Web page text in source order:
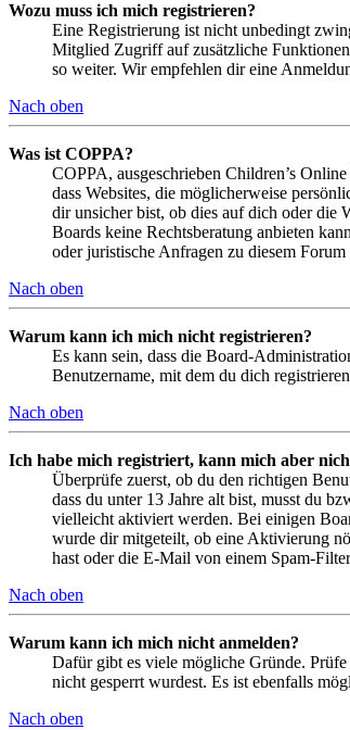
Wozu muss ich mich registrieren?
Eine Registrierung ist nicht unbedingt
Mitglied Zugriff auf zusätzliche
so weiter. Wir empfehlen dir eine
Nach oben
Was ist COPPA?
COPPA, ausgeschrieben Children’s
dass Websites, die möglicherweise
dir unsicher bist, ob dies auf dich oder die
Boards keine Rechtsberatung anbieten
oder juristische Anfragen zu diesem
Nach oben
Warum kann ich mich nicht registrieren?
Es kann sein, dass die Board-
Benutzername, mit dem du dich
Nach oben
Ich habe mich registriert, kann mich aber
Überprüfe zuerst, ob du den richtigen
dass du unter 13 Jahre alt bist, musst du
vielleicht aktiviert werden. Bei einigen
wurde dir mitgeteilt, ob eine Aktivierung
hast oder die E-Mail von einem Spam-
Nach oben
Warum kann ich mich nicht anmelden?
Dafür gibt es viele mögliche Gründe.
nicht gesperrt wurdest. Es ist ebenfalls
Nach oben